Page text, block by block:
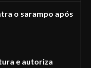
o sarampo após
e autoriza